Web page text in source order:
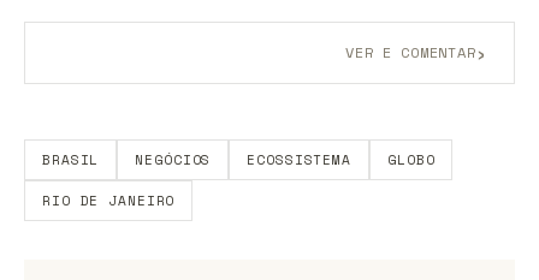
VER E COMENTAR›
BRASIL NEGÓCIOS ECOSSISTEMA GLOBO
RIO DE JANEIRO